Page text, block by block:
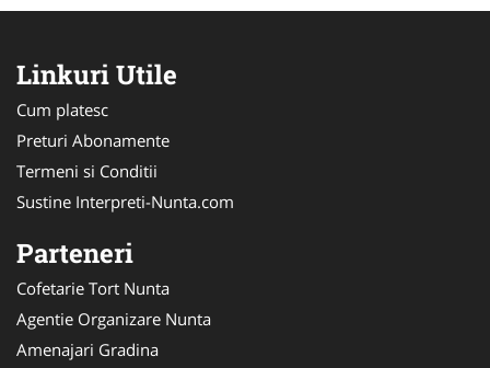
Linkuri Utile
Cum platesc
Preturi Abonamente
Termeni si Conditii
Sustine Interpreti-Nunta.com
Parteneri
Cofetarie Tort Nunta
Agentie Organizare Nunta
Amenajari Gradina